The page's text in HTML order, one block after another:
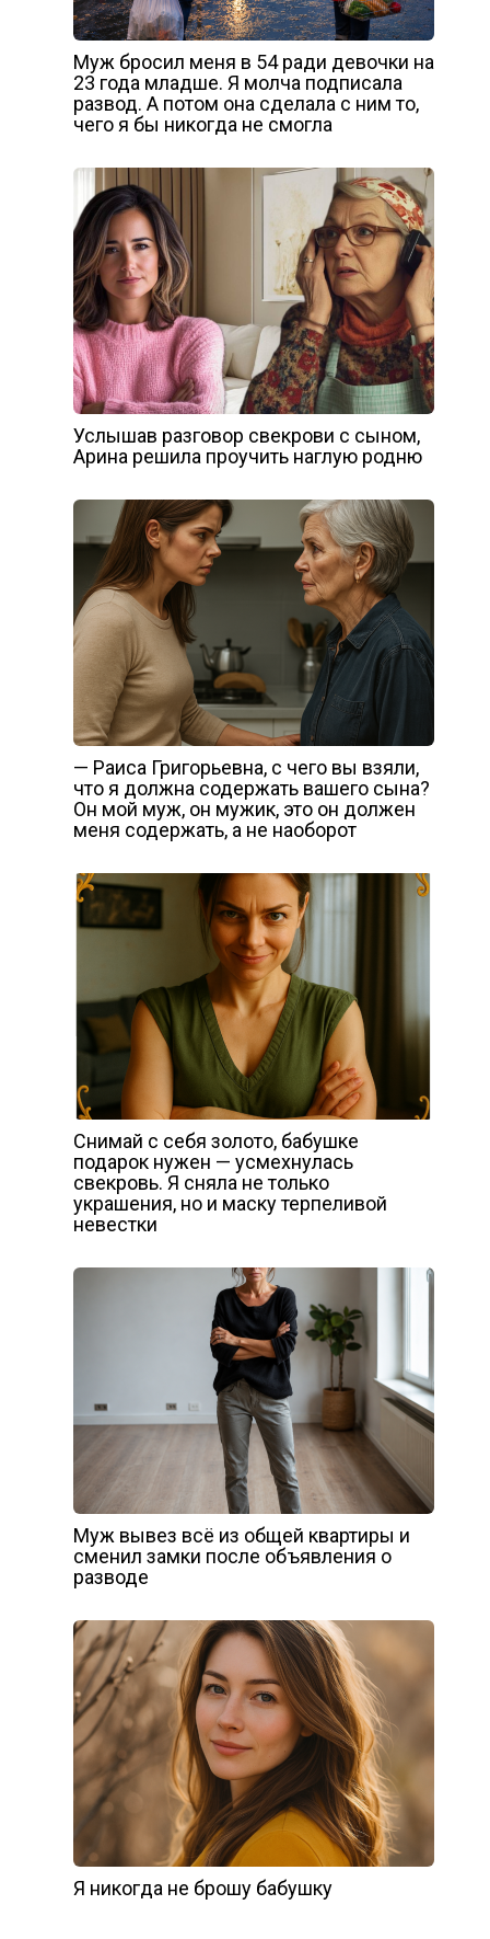
Муж бросил меня в 54 ради девочки на
23 года младше. Я молча подписала
развод. А потом она сделала с ним то,
чего я бы никогда не смогла
Услышав разговор свекрови с сыном,
Арина решила проучить наглую родню
— Раиса Григорьевна, с чего вы взяли,
что я должна содержать вашего сына?
Он мой муж, он мужик, это он должен
меня содержать, а не наоборот
Снимай с себя золото, бабушке
подарок нужен — усмехнулась
свекровь. Я сняла не только
украшения, но и маску терпеливой
невестки
Муж вывез всё из общей квартиры и
сменил замки после объявления о
разводе
Я никогда не брошу бабушку